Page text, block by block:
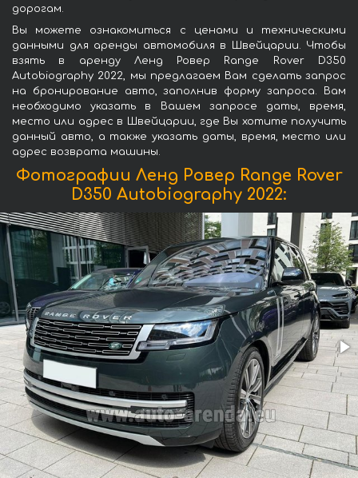
дорогам.
Вы можете ознакомиться с ценами и техническими
данными для аренды автомобиля в Швейцарии. Чтобы
взять в аренду Ленд Ровер Range Rover D350
Autobiography 2022, мы предлагаем Вам сделать запрос
на бронирование авто, заполнив форму запроса. Вам
необходимо указать в Вашем запросе даты, время,
место или адрес в Швейцарии, где Вы хотите получить
данный авто, а также указать даты, время, место или
адрес возврата машины.
Фотографии Ленд Ровер Range Rover
D350 Autobiography 2022: